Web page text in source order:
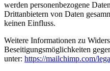
werden personenbezogene
Drittanbietern von Daten
keinen Einfluss.
Weitere Informationen zu
Beseitigungsmöglichkeiten
unter: https://mailchimp.com/